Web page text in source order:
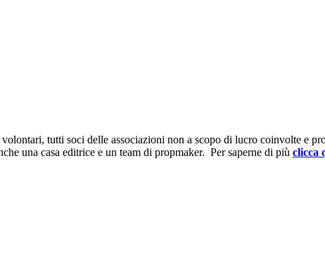
tutti soci delle associazioni non a scopo di lucro coinvolte e
una casa editrice e un team di propmaker. Per saperne di più clicca